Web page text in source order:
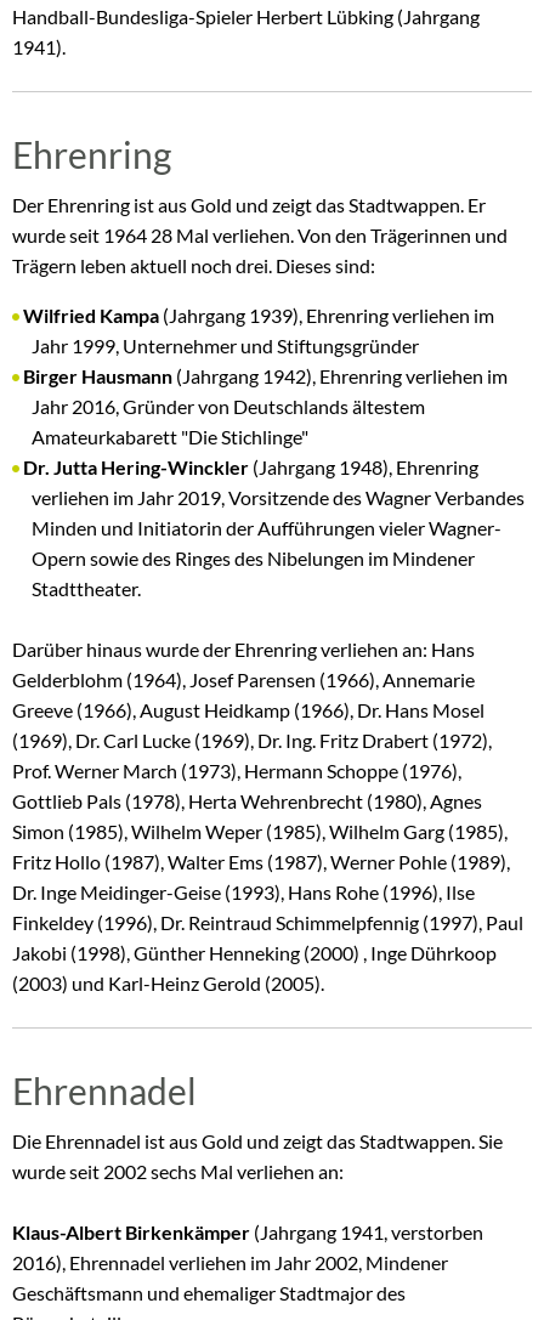
Handball-Bundesliga-Spieler Herbert Lübking (Jahrgang
1941).
Ehrenring
Der Ehrenring ist aus Gold und zeigt das Stadtwappen. Er
wurde seit 1964 28 Mal verliehen. Von den Trägerinnen und
Trägern leben aktuell noch drei. Dieses sind:
Wilfried Kampa (Jahrgang 1939), Ehrenring verliehen im
Jahr 1999, Unternehmer und Stiftungsgründer
Birger Hausmann (Jahrgang 1942), Ehrenring verliehen im
Jahr 2016, Gründer von Deutschlands ältestem
Amateurkabarett "Die Stichlinge"
Dr. Jutta Hering-Winckler (Jahrgang 1948), Ehrenring
verliehen im Jahr 2019, Vorsitzende des Wagner Verbandes
Minden und Initiatorin der Aufführungen vieler Wagner-
Opern sowie des Ringes des Nibelungen im Mindener
Stadttheater.
Darüber hinaus wurde der Ehrenring verliehen an: Hans
Gelderblohm (1964), Josef Parensen (1966), Annemarie
Greeve (1966), August Heidkamp (1966), Dr. Hans Mosel
(1969), Dr. Carl Lucke (1969), Dr. Ing. Fritz Drabert (1972),
Prof. Werner March (1973), Hermann Schoppe (1976),
Gottlieb Pals (1978), Herta Wehrenbrecht (1980), Agnes
Simon (1985), Wilhelm Weper (1985), Wilhelm Garg (1985),
Fritz Hollo (1987), Walter Ems (1987), Werner Pohle (1989),
Dr. Inge Meidinger-Geise (1993), Hans Rohe (1996), Ilse
Finkeldey (1996), Dr. Reintraud Schimmelpfennig (1997), Paul
Jakobi (1998), Günther Henneking (2000) , Inge Dührkoop
(2003) und Karl-Heinz Gerold (2005).
Ehrennadel
Die Ehrennadel ist aus Gold und zeigt das Stadtwappen. Sie
wurde seit 2002 sechs Mal verliehen an:
Klaus-Albert Birkenkämper (Jahrgang 1941, verstorben
2016), Ehrennadel verliehen im Jahr 2002, Mindener
Geschäftsmann und ehemaliger Stadtmajor des